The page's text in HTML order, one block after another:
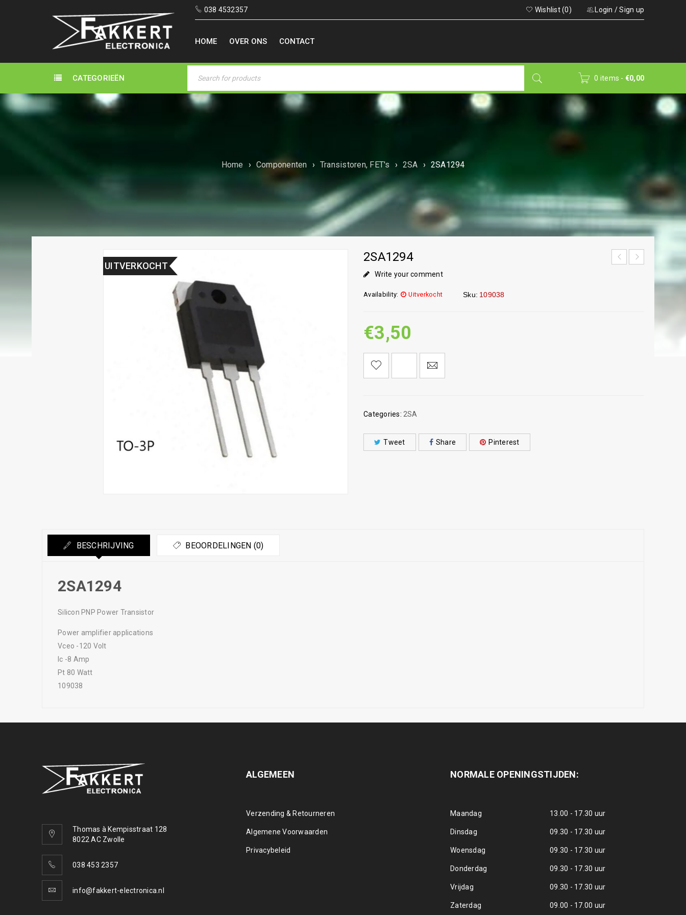
038 4532357 Login /Sign up
Wishlist (0)
HOME OVER ONS CONTACT
CATEGORIEËN 0 items - €0,00
Home › Componenten › Transistoren, FET's › 2SA › 2SA1294
UITVERKOCHT
2SA1294
Write your comment
Availability: Uitverkocht Sku: 109038
€3,50
Categories: 2SA
Tweet Share Pinterest
BESCHRIJVING BEOORDELINGEN (0)
2SA1294
Silicon PNP Power Transistor
Power amplifier applications
Vceo -120 Volt
Ic -8 Amp
Pt 80 Watt
109038
Thomas à Kempisstraat 128
8022 AC Zwolle
038 453 2357
info@fakkert-electronica.nl
ALGEMEEN
Verzending & Retourneren
Algemene Voorwaarden
Privacybeleid
NORMALE OPENINGSTIJDEN:
Maandag 13.00 - 17.30 uur
Dinsdag 09.30 - 17.30 uur
Woensdag 09.30 - 17.30 uur
Donderdag 09.30 - 17.30 uur
Vrijdag 09.30 - 17.30 uur
Zaterdag 09.00 - 17.00 uur